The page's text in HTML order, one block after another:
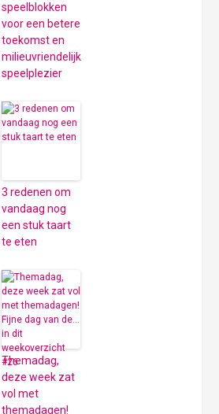
speelblokken
voor een betere
toekomst en
milieuvriendelijk
speelplezier
3 redenen om
vandaag nog
een stuk taart
te eten
Themadag,
deze week zat
vol met
themadagen!